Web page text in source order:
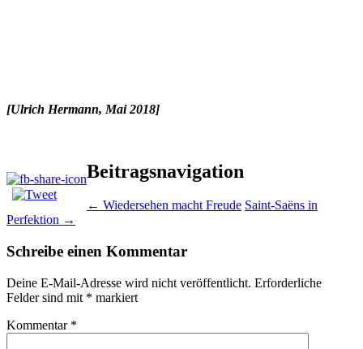
[Ulrich Hermann, Mai 2018]
Beitragsnavigation
← Wiedersehen macht Freude Saint-Saëns in
Perfektion →
Schreibe einen Kommentar
Deine E-Mail-Adresse wird nicht veröffentlicht. Erforderliche
Felder sind mit * markiert
Kommentar *